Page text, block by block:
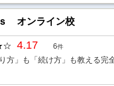
オンライン校
4.17 6件
方」も「続け方」も教える完